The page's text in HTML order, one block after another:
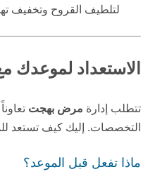
لتلطيف القروح وتخفيف
الاستعداد لموعدك
تتطلب إدارة مرض بهجت
التخصصات. إليك كيف تستعد
ماذا تفعل قبل الموعد؟